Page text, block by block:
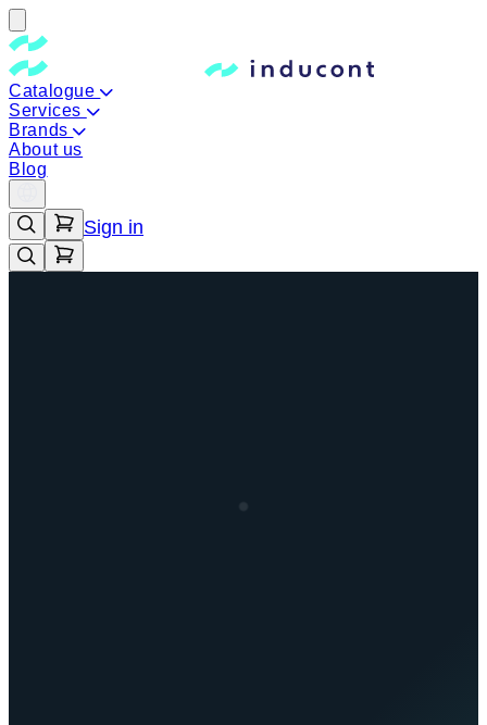
Catalogue
Services
Brands
About us
Blog
Sign in